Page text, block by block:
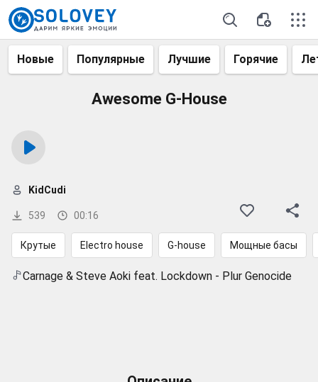
Новые Популярные Лучшие Горячие
Awesome G-House
539 00:16
KidCudi
Крутые Electro house G-house Мощные басы
Carnage & Steve Aoki feat. Lockdown - Plur Genocide